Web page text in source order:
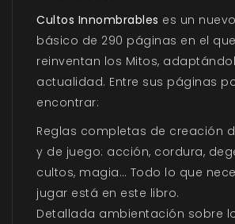
Cultos Innombrables es un
básico de 290 páginas en el
reinventan los Mitos,
actualidad. Entre sus páginas
encontrar:
Reglas completas de creación
y de juego: acción, cordura,
cultos, magia… Todo lo que
jugar está en este libro.
Detallada ambientación sobre